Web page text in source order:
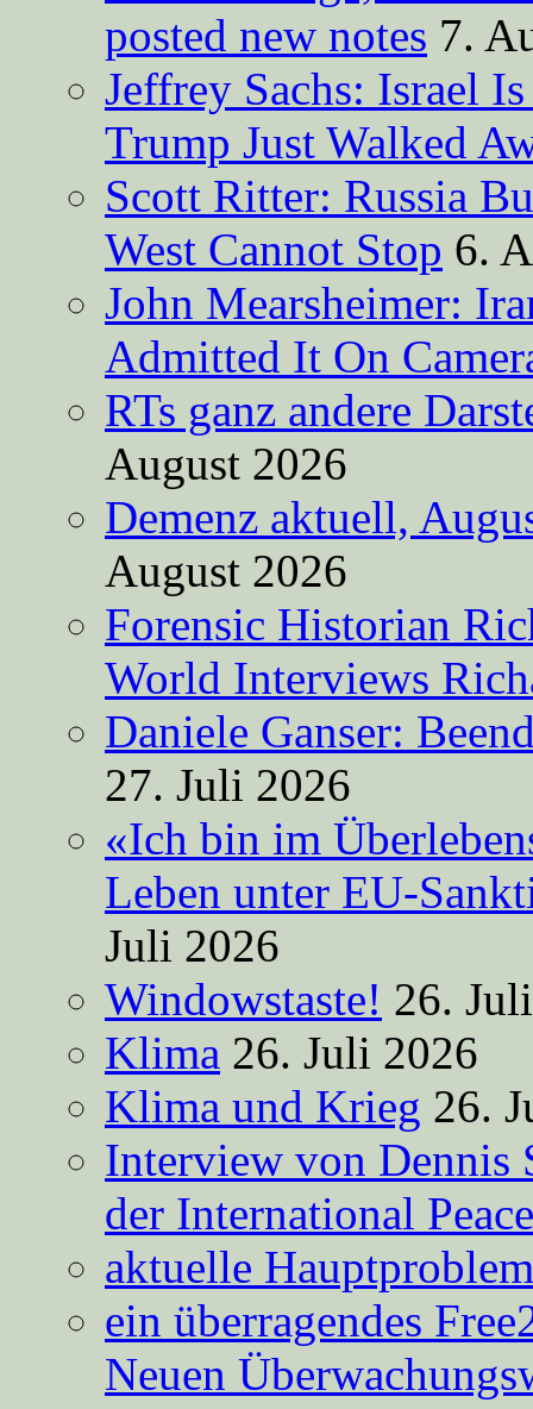
posted new notes 7.
Jeffrey Sachs: Israel
Trump Just Walked
Scott Ritter: Russia
West Cannot Stop 6.
John Mearsheimer:
Admitted It On
RTs ganz andere
August 2026
Demenz aktuell,
August 2026
Forensic Historian
World Interviews
Daniele Ganser:
27. Juli 2026
«Ich bin im
Leben unter EU-
Juli 2026
Windowstaste! 26.
Klima 26. Juli 2026
Klima und Krieg 26.
Interview von Dennis
der International
aktuelle
ein überragendes
Neuen